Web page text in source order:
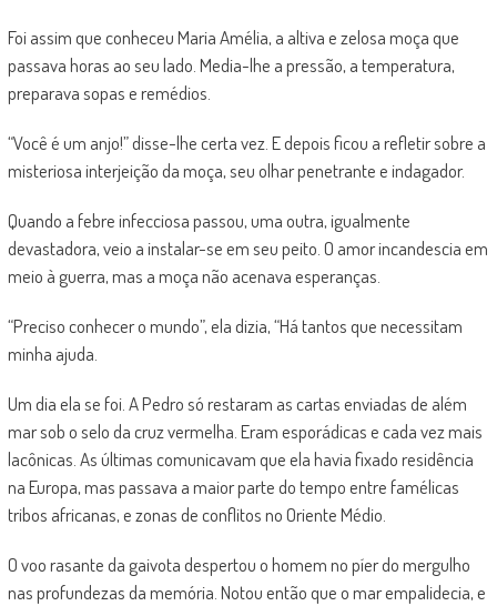
Foi assim que conheceu Maria Amélia, a altiva e zelosa moça que
passava horas ao seu lado. Media-lhe a pressão, a temperatura,
preparava sopas e remédios.
“Você é um anjo!” disse-lhe certa vez. E depois ficou a refletir sobre a
misteriosa interjeição da moça, seu olhar penetrante e indagador.
Quando a febre infecciosa passou, uma outra, igualmente
devastadora, veio a instalar-se em seu peito. O amor incandescia em
meio à guerra, mas a moça não acenava esperanças.
“Preciso conhecer o mundo”, ela dizia, “Há tantos que necessitam
minha ajuda.
Um dia ela se foi. A Pedro só restaram as cartas enviadas de além
mar sob o selo da cruz vermelha. Eram esporádicas e cada vez mais
lacônicas. As últimas comunicavam que ela havia fixado residência
na Europa, mas passava a maior parte do tempo entre famélicas
tribos africanas, e zonas de conflitos no Oriente Médio.
O voo rasante da gaivota despertou o homem no píer do mergulho
nas profundezas da memória. Notou então que o mar empalidecia, e